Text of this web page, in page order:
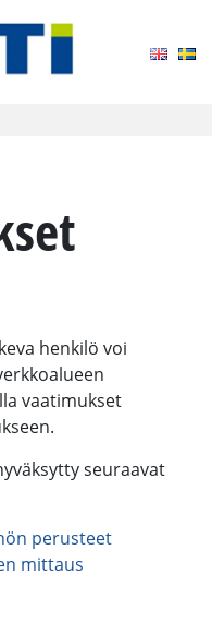
henkilö voi
vaatimukset
seuraavat
perusteet
mittaus